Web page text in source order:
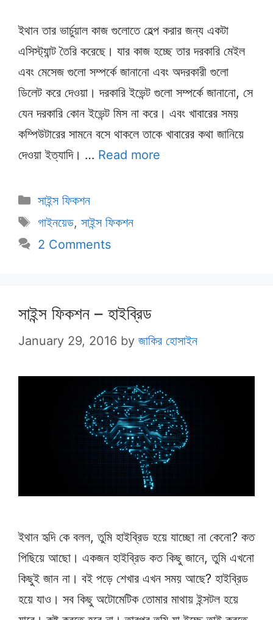
ইথান তার ভার্চুয়াল কাজ গুলোতে হেল্প করার জন্য একটা
এসিস্ট্যান্ট তৈরি করেছে। যার কাজ হচ্ছে তার দরকারি মেইল
এবং মেসেজ গুলো সম্পর্কে জানানো এবং অদরকারী গুলো
ডিলেট করে দেওয়া। দরকারি ইভেন্ট গুলো সম্পর্কে জানানো, সে
যেন দরকারি কোন ইভেন্ট মিস না করে। এবং খাবারের সময়
কম্পিউটারের সামনে বসে থাকলে তাকে খাবারের কথা জানিয়ে
দেওয়া ইত্যাদি। … Read more
Categories
সাইন্স ফিকশন
Tags
গাইনয়েড, সাইন্স ফিকশন
2 Comments
সাইন্স ফিকশন – হাইব্রিড
January 29, 2016 by জাকির হোসাইন
ইথান হৃদি কে বলল, তুমি হাইব্রিড হয়ে যাচ্ছো না কেনো? কত
পিছিয়ে আছো। একজন হাইব্রিড কত কিছু জানে, তুমি এখনো
কিছুই জান না। বই পড়ে শেখার এখন সময় আছে? হাইব্রিড
হয়ে যাও। সব কিছু অটোমেটিক তোমার মাথায় ইন্সটল হয়ে